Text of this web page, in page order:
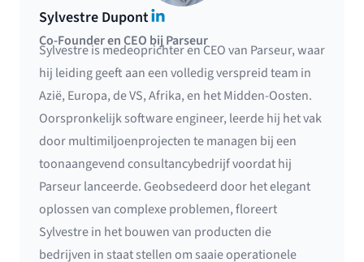
Sylvestre DupontLinkedIn
Co-Founder en CEO bij Parseur
Sylvestre is medeoprichter en CEO van Parseur, waar
hij leiding geeft aan een volledig verspreid team in
Azië, Europa, de VS, Afrika, en het Midden-Oosten.
Oorspronkelijk software engineer, leerde hij het vak
door multimiljoenprojecten te managen bij een
toonaangevend consultancybedrijf voordat hij
Parseur lanceerde. Geobsedeerd door het elegant
oplossen van complexe problemen, floreert
Sylvestre in het bouwen van producten die
bedrijven in staat stellen om saaie operationele